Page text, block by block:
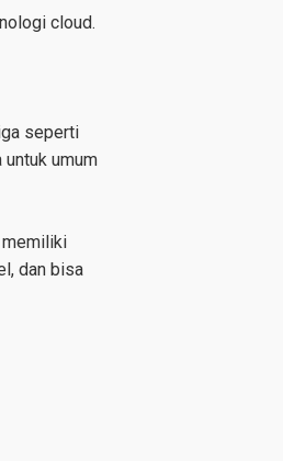
cloud.
seperti
umum
memiliki
dan bisa